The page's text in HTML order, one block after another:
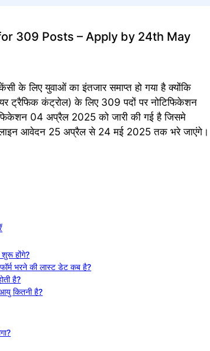
309 Posts – Apply by 24th May
के लिए युवाओं का इंतजार समाप्त हो गया है क्योंकि
ट्रैफिक कंट्रोल) के लिए 309 पदों पर नोटिफिकेशन
04 अप्रैल 2025 को जारी की गई है जिसमे
आवेदन 25 अप्रैल से 24 मई 2025 तक भरे जाएंगे।
शुरू होंगे?
भरने की लास्ट डेट कब है?
है?
कितनी है?